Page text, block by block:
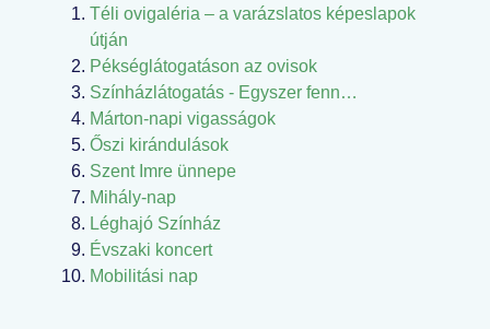
Téli ovigaléria – a varázslatos képeslapok
útján
Pékséglátogatáson az ovisok
Színházlátogatás - Egyszer fenn…
Márton-napi vigasságok
Őszi kirándulások
Szent Imre ünnepe
Mihály-nap
Léghajó Színház
Évszaki koncert
Mobilitási nap